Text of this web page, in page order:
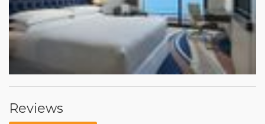
Reviews